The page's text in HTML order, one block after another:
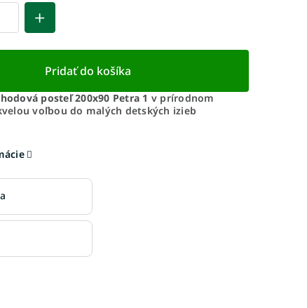
Pridať do košíka
posteľ 200x90 Petra 1 v prírodnom
voľbou do malých detských izieb